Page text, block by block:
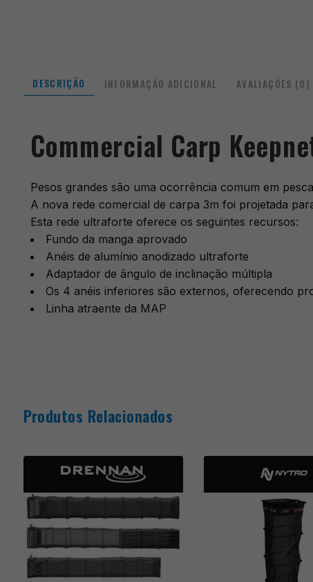
DESCRIÇÃO INFORMAÇÃO ADICIONAL AVALIAÇÕES (0)
Commercial Carp
Pesos grandes são uma ocorrência comum em
A nova rede comercial de carpa 3m foi projetada
Esta rede ultraforte oferece os seguintes recursos:
Fundo da manga aprovado
Anéis de alumínio anodizado ultraforte
Adaptador de ângulo de inclinação múltipla
Os 4 anéis inferiores são externos, oferecendo
Linha atraente da MAP
Produtos Relacionados